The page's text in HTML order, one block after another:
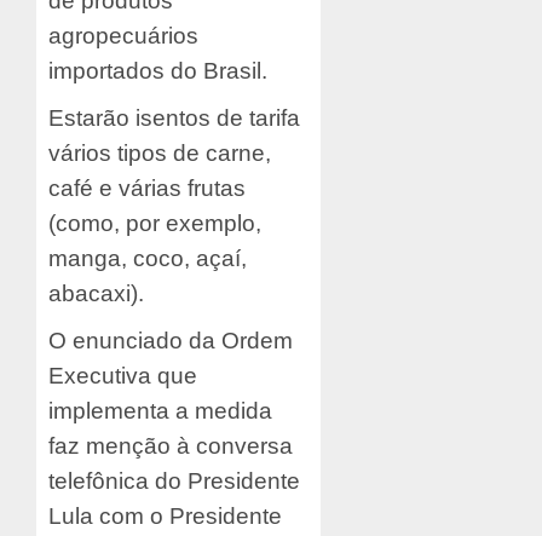
agropecuários
importados do Brasil.
Estarão isentos de tarifa
vários tipos de carne,
café e várias frutas
(como, por exemplo,
manga, coco, açaí,
abacaxi).
O enunciado da Ordem
Executiva que
implementa a medida
faz menção à conversa
telefônica do Presidente
Lula com o Presidente